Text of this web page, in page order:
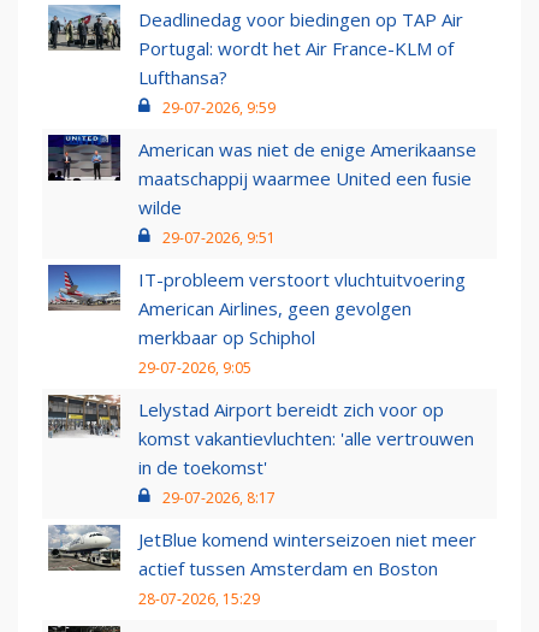
Deadlinedag voor biedingen op TAP Air
Portugal: wordt het Air France-KLM of
Lufthansa?
29-07-2026, 9:59
American was niet de enige Amerikaanse
maatschappij waarmee United een fusie
wilde
29-07-2026, 9:51
IT-probleem verstoort vluchtuitvoering
American Airlines, geen gevolgen
merkbaar op Schiphol
29-07-2026, 9:05
Lelystad Airport bereidt zich voor op
komst vakantievluchten: 'alle vertrouwen
in de toekomst'
29-07-2026, 8:17
JetBlue komend winterseizoen niet meer
actief tussen Amsterdam en Boston
28-07-2026, 15:29